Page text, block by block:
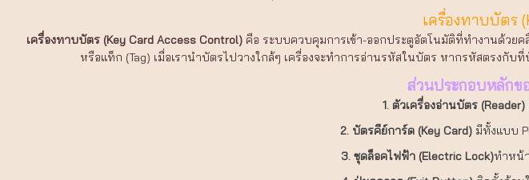
เครื่องทาบบัตร
เครื่องทาบบัตร (Key Card Access Control)คือ ระบบควบคุมการเข้า-ออกประตูอัตโนมัติที่ทำงานด้วยค
หรือแท็ก (Tag) เมื่อเรานำบัตรไปวางใกล้ๆ เครื่องจะทำการอ่านรหัสในบัตร หากรหัสตรงกั
ส่วนประกอบหลักข
1. ตัวเครื่องอ่านบัตร (Reader)
2. บัตรคีย์การ์ด (Key Card)มีทั้งแบบ
3. ชุดล็อคไฟฟ้า (Electric Lock)ทำหน้